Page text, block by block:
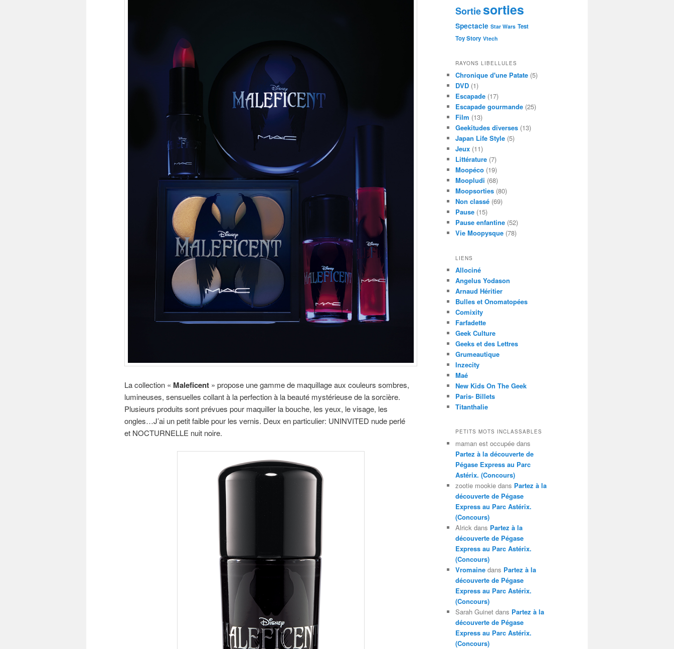
La collection « Maleficent » propose une gamme de maquillage aux couleurs sombres,
lumineuses, sensuelles collant à la perfection à la beauté mystérieuse de la sorcière.
Plusieurs produits sont prévues pour maquiller la bouche, les yeux, le visage, les
ongles…J’ai un petit faible pour les vernis. Deux en particulier: UNINVITED nude perlé
et NOCTURNELLE nuit noire.
Sortiesorties
Spectacle Star Wars Test
Toy Story Vtech
RAYONS LIBELLULES
Chronique d'une Patate (5)
DVD (1)
Escapade (17)
Escapade gourmande (25)
Film (13)
Geekitudes diverses (13)
Japan Life Style (5)
Jeux (11)
Littérature (7)
Moopéco (19)
Moopludi (68)
Moopsorties (80)
Non classé (69)
Pause (15)
Pause enfantine (52)
Vie Moopysque (78)
LIENS
Allociné
Angelus Yodason
Arnaud Héritier
Bulles et Onomatopées
Comixity
Farfadette
Geek Culture
Geeks et des Lettres
Grumeautique
Inzecity
Maé
New Kids On The Geek
Paris- Billets
Titanthalie
PETITS MOTS INCLASSABLES
maman est occupée dans
Partez à la découverte de
Pégase Express au Parc
Astérix. (Concours)
zootie mookie dans Partez à la
découverte de Pégase
Express au Parc Astérix.
(Concours)
Alrick dans Partez à la
découverte de Pégase
Express au Parc Astérix.
(Concours)
Vromaine dans Partez à la
découverte de Pégase
Express au Parc Astérix.
(Concours)
Sarah Guinet dans Partez à la
découverte de Pégase
Express au Parc Astérix.
(Concours)